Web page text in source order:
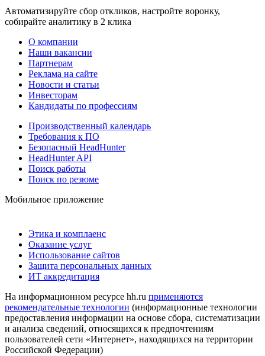
Автоматизируйте сбор откликов, настройте воронку,
собирайте аналитику в 2 клика
О компании
Наши вакансии
Партнерам
Реклама на сайте
Новости и статьи
Инвесторам
Кандидаты по профессиям
Производственный календарь
Требования к ПО
Безопасный HeadHunter
HeadHunter API
Поиск работы
Поиск по резюме
Мобильное приложение
Этика и комплаенс
Оказание услуг
Использование сайтов
Защита персональных данных
ИТ аккредитация
На информационном ресурсе hh.ru применяются
рекомендательные технологии (информационные технологии
предоставления информации на основе сбора, систематизации
и анализа сведений, относящихся к предпочтениям
пользователей сети «Интернет», находящихся на территории
Российской Федерации)